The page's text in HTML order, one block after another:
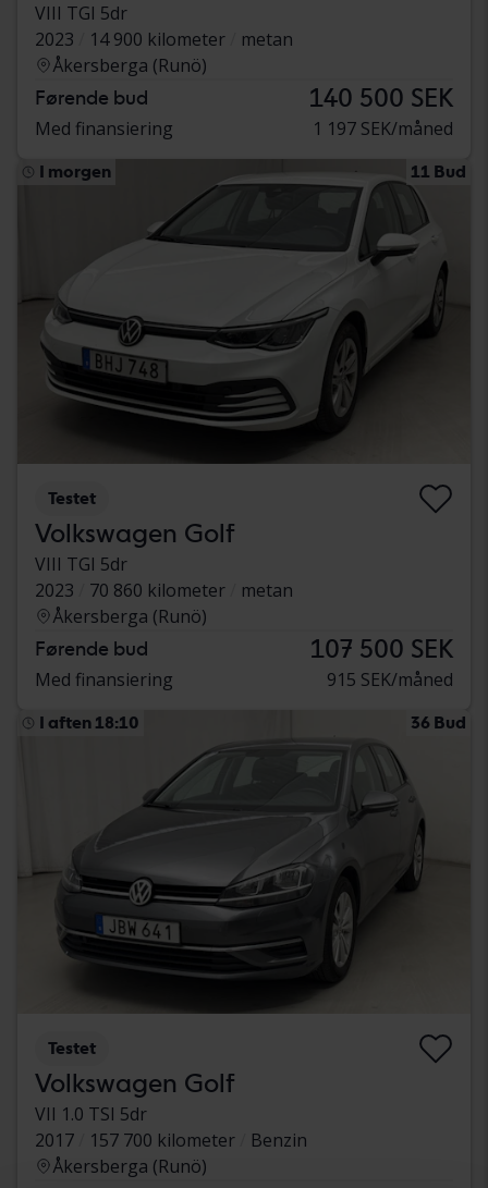
VIII TGI 5dr
2023
14 900 kilometer
metan
Åkersberga (Runö)
Førende bud 140 500 SEK
Med finansiering 1 197 SEK/måned
I morgen 11 Bud
Testet
Volkswagen Golf
VIII TGI 5dr
2023
70 860 kilometer
metan
Åkersberga (Runö)
Førende bud 107 500 SEK
Med finansiering 915 SEK/måned
I aften 18:10 36 Bud
Testet
Volkswagen Golf
VII 1.0 TSI 5dr
2017
157 700 kilometer
Benzin
Åkersberga (Runö)